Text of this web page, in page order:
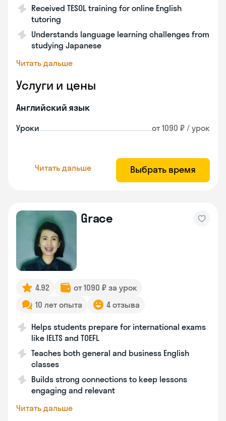
Received TESOL training for online English
tutoring
Understands language learning challenges from
studying Japanese
Читать дальше
Услуги и цены
Английский язык
Уроки от 1090 ₽ / урок
Читать дальше Выбрать время
Grace
4.92
от 1090 ₽ за урок
10 лет опыта
4 отзыва
Helps students prepare for international exams
like IELTS and TOEFL
Teaches both general and business English
classes
Builds strong connections to keep lessons
engaging and relevant
Читать дальше